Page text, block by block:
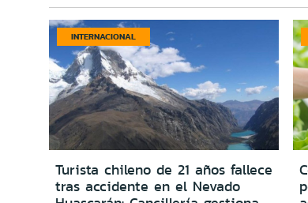
INTERNACIONAL
Turista chileno de 21 años fallece
tras accidente en el Nevado